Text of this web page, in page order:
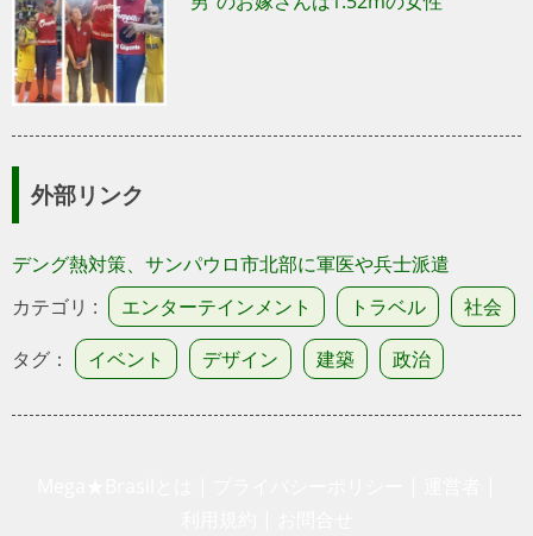
外部リンク
デング熱対策、サンパウロ市北部に軍医や兵士派遣
カテゴリ :
エンターテインメント トラベル
社会
タグ：
イベント デザイン 建築 政治